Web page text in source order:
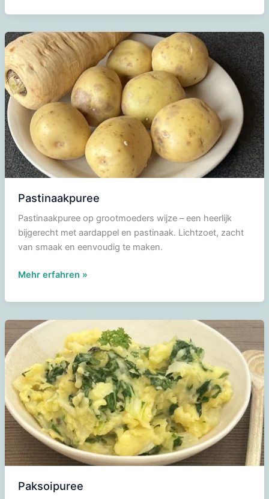
Pastinaakpuree
Pastinaakpuree op grootmoeders wijze – een heerlijk
bijgerecht met aardappel en pastinaak. Lichtzoet, zacht
van smaak en eenvoudig te maken.
Pastinaakpuree
Mehr erfahren »
Paksoipuree